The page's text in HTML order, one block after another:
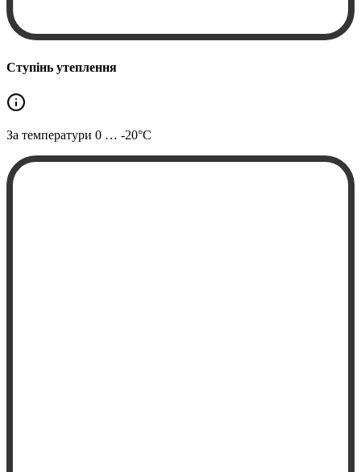
Ступінь утеплення
За температури 0 … -20°C